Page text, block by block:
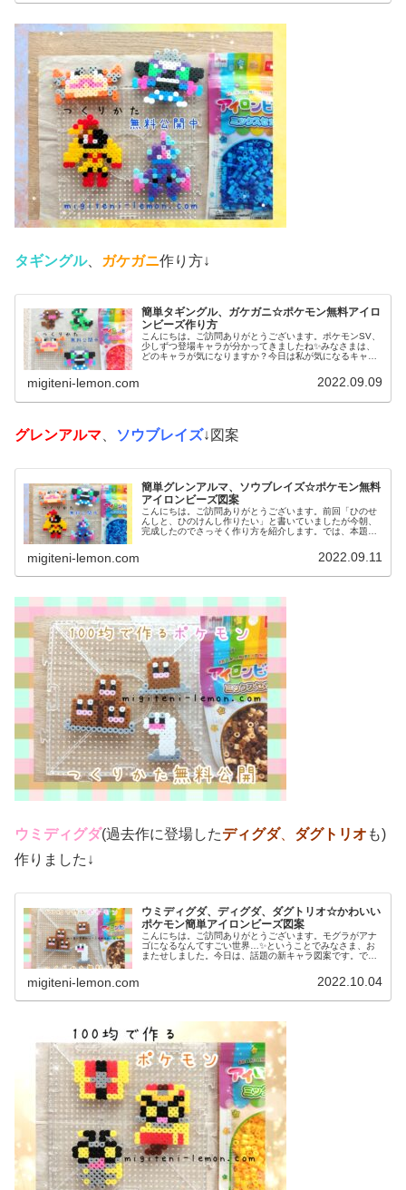
タギングル、 ガケガニ作り方↓
簡単タギングル、ガケガニ☆ポケモン無料アイロ
ンビーズ作り方
こんにちは。ご訪問ありがとうございます。ポケモンSV、
少しずつ登場キャラが分かってきましたね✨みなさまは、
どのキャラが気になりますか？今日は私が気になるキャラ
migiteni-lemon.com 2022.09.09
グレンアルマ ソウブレイズ↓図案
簡単グレンアルマ、ソウブレイズ☆ポケモン無料
アイロンビーズ図案
こんにちは。ご訪問ありがとうございます。前回「ひのせ
んしと、ひのけんし作りたい」と書いていましたが今朝、
完成したのでさっそく作り方を紹介します。では、本題へ↓
migiteni-lemon.com 2022.09.11
ウミディグダ(過去作に登場したディグダ、 ダグトリオ も)
作りました↓
ウミディグダ、ディグダ、ダグトリオ☆かわいい
ポケモン簡単アイロンビーズ図案
こんにちは。ご訪問ありがとうございます。モグラがアナ
ゴになるなんてすごい世界…✨ということでみなさま、お
またせしました。今日は、話題の新キャラ図案です。で
migiteni-lemon.com 2022.10.04